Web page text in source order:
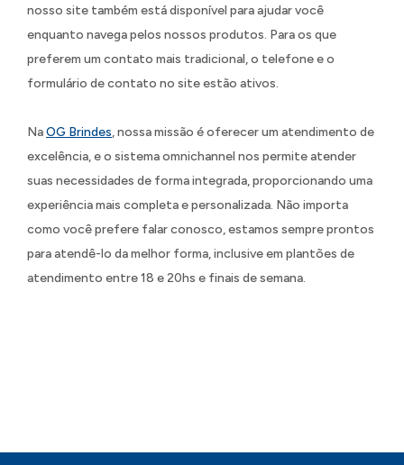
nosso site também está disponível para ajudar você
enquanto navega pelos nossos produtos. Para os que
preferem um contato mais tradicional, o telefone e o
formulário de contato no site estão ativos.
NaOG Brindes, nossa missão é oferecer um atendimento de
excelência, e o sistema omnichannel nos permite atender
suas necessidades de forma integrada, proporcionando uma
experiência mais completa e personalizada. Não importa
como você prefere falar conosco, estamos sempre prontos
para atendê-lo da melhor forma, inclusive em plantões de
atendimento entre 18 e 20hs e finais de semana.